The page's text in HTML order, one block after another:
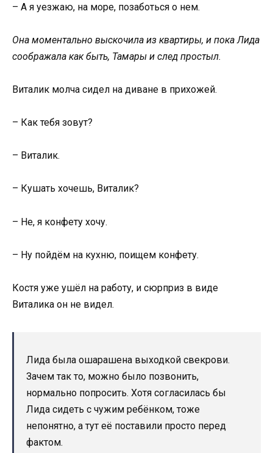
– А я уезжаю, на море, позаботься о нем.
Она моментально выскочила из квартиры, и пока Лида
соображала как быть, Тамары и след простыл.
Виталик молча сидел на диване в прихожей.
– Как тебя зовут?
– Виталик.
– Кушать хочешь, Виталик?
– Не, я конфету хочу.
– Ну пойдём на кухню, поищем конфету.
Костя уже ушёл на работу, и сюрприз в виде
Виталика он не видел.
Лида была ошарашена выходкой свекрови.
Зачем так то, можно было позвонить,
нормально попросить. Хотя согласилась бы
Лида сидеть с чужим ребёнком, тоже
непонятно, а тут её поставили просто перед
фактом.